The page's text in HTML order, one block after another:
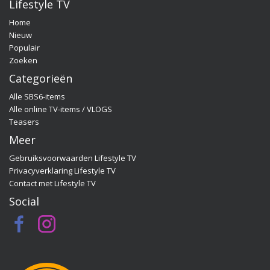
SBS6-realityprogramma medio 2018 stopte.
Iedereen kon heerlijk meegenieten van hoe zij
smoorverliefd op elkaar werden en hoe zij samen de
lusten en de lasten van hun opbloeiende relatie
droegen. En inmiddels hebben dé Utopiaanse
tortelduifjes dus een heus gezinnetje!
Lifestyle TV
Home
Nieuw
Populair
Zoeken
Categorieën
Alle SBS6-items
Alle online TV-items / VLOGS
Teasers
Meer
Gebruiksvoorwaarden Lifestyle TV
Privacyverklaring Lifestyle TV
Contact met Lifestyle TV
Social